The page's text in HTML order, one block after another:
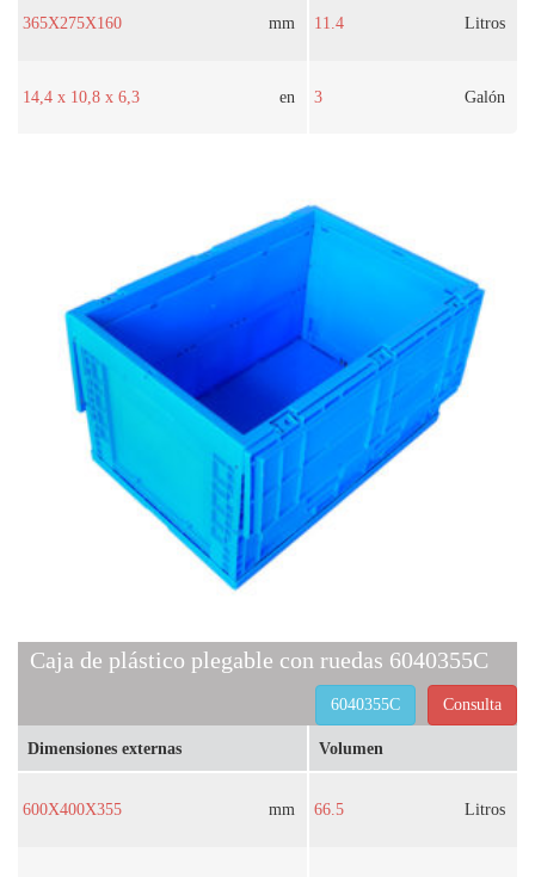
365X275X160 mm
14,4 x 10,8 x 6,3 en
11.4 Litros
3 Galón
Caja de plástico plegable con ruedas 6040355C
Consulta
6040355C
Dimensiones externas
600X400X355 mm
Volumen
66.5 Litros